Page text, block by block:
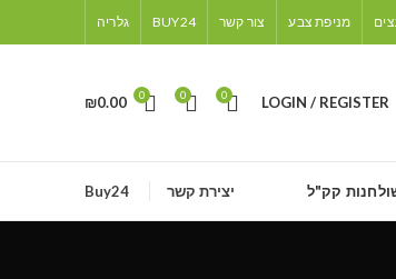
מניפת צבע צור קשר BUY24 גלריה
LOGIN / REGISTER
0
0
0
₪0.00
קק"ל יצירת קשר Buy24